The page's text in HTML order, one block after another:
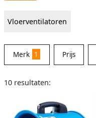
Vloerventilatoren
Merk 1 Prijs
10 resultaten: